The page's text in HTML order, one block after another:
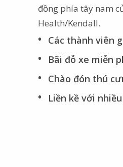
đồng phía tây nam
Health/Kendall.
Các thành viên
Bãi đỗ xe miễn
Chào đón thú
Liền kề với